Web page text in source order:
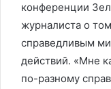
конференции
журналиста о
справедливым
действий. «Мне
по-разному